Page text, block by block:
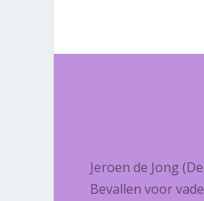
Jeroen de Jong
Bevallen voor